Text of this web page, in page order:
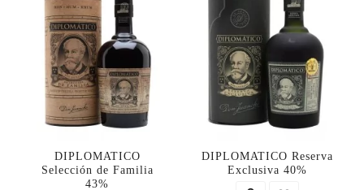
DIPLOMATICO
Selección de Familia
43%
DIPLOMATICO Reserva
Exclusiva 40%